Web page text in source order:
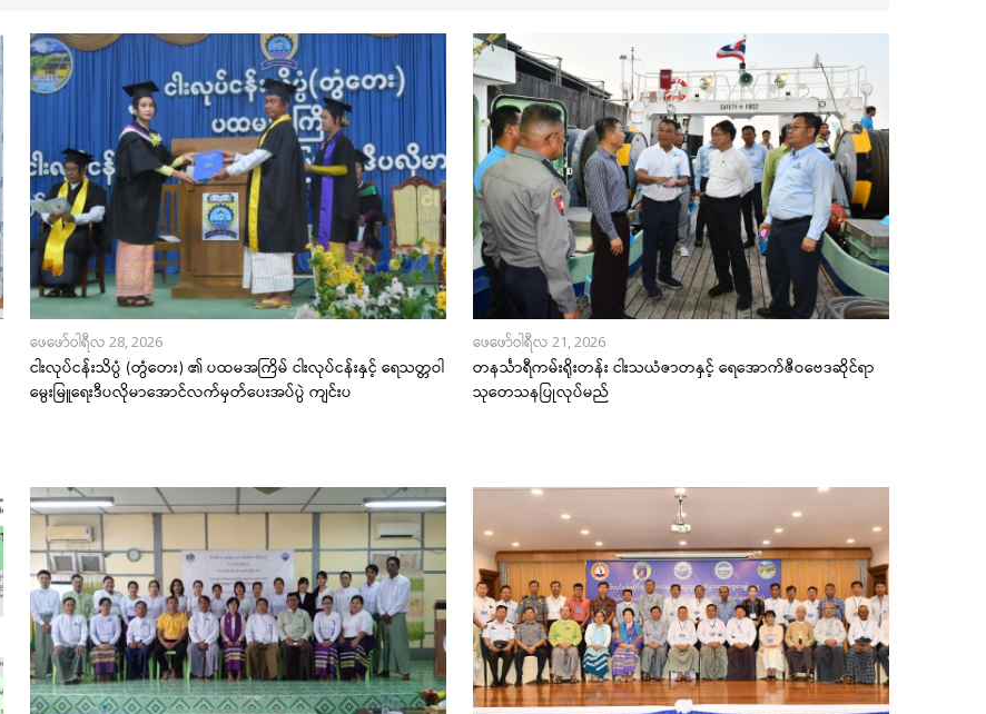
ဖေဖော်ဝါရီလ 28, 2026
ငါးလုပ်ငန်းသိပ္ပံ (တွံတေး) ၏ ပထမအကြိမ် ငါးလုပ်ငန်းနှင့် ရေသတ္တဝါ
မွေးမြူရေးဒီပလိုမာအောင်လက်မှတ်ပေးအပ်ပွဲ ကျင်းပ
ဖေဖော်ဝါရီလ 21, 2026
တနင်္သာရီကမ်းရိုးတန်း ငါးသယံဇာတနှင့် ရေအောက်ဇီဝဗေဒဆိုင်ရာ
သုတေသနပြုလုပ်မည်